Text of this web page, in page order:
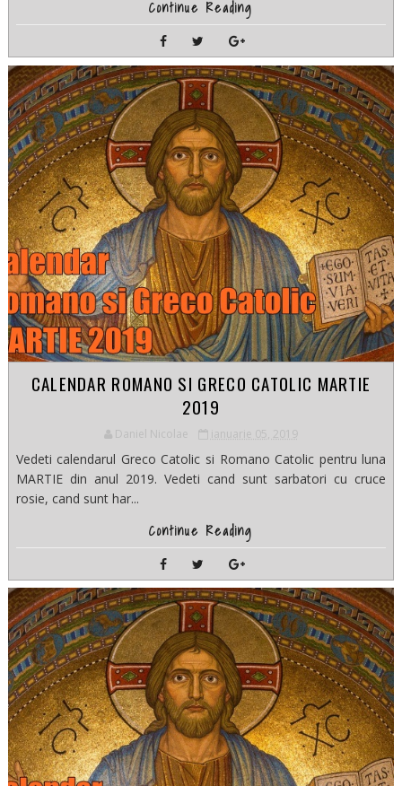
Continue Reading
CALENDAR ROMANO SI GRECO CATOLIC MARTIE
2019
Daniel Nicolae ianuarie 05, 2019
Vedeti calendarul Greco Catolic si Romano Catolic pentru luna
MARTIE din anul 2019. Vedeti cand sunt sarbatori cu cruce
rosie, cand sunt har...
Continue Reading